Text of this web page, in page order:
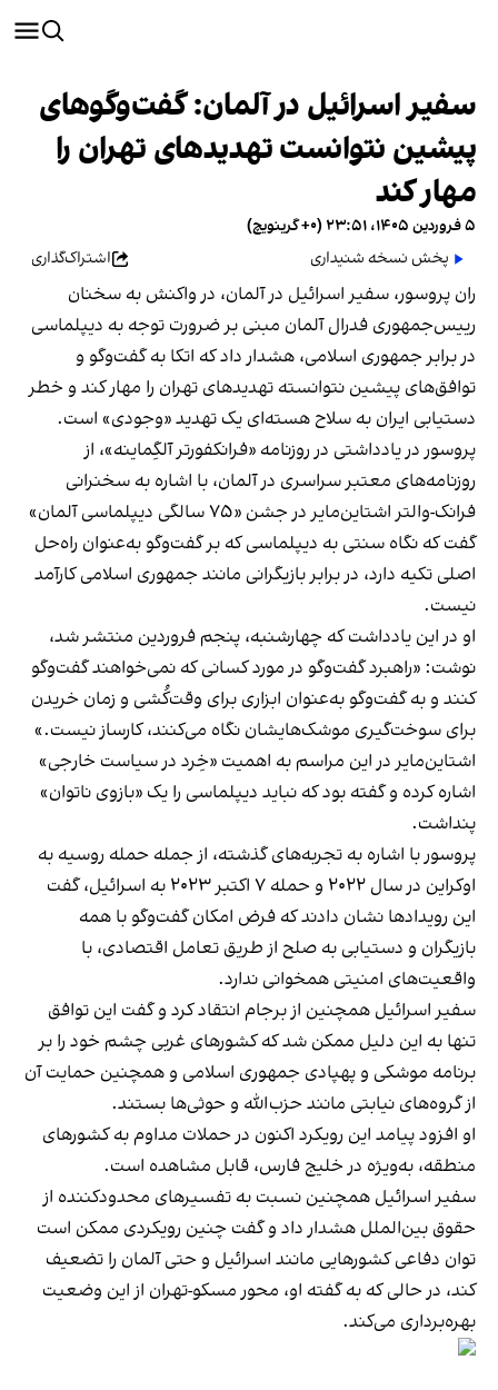
سفیر اسرائیل در آلمان: گفت‌وگوهای
پیشین نتوانست تهدیدهای تهران را
مهار کند
۵ فروردین ۱۴۰۵، ۲۳:۵۱ (‎+۰ گرینویچ)
پخش نسخه شنیداری
اشتراک‌گذاری
ران پروسور، سفیر اسرائیل در آلمان، در واکنش به سخنان
رییس‌جمهوری فدرال آلمان مبنی بر ضرورت توجه به دیپلماسی
در برابر جمهوری اسلامی، هشدار داد که اتکا به گفت‌وگو و
توافق‌های پیشین نتوانسته تهدیدهای تهران را مهار کند و خطر
دستیابی ایران به سلاح هسته‌ای یک تهدید «وجودی» است.
پروسور در یادداشتی در روزنامه «فرانکفورتر آلگِماینه»، از
روزنامه‌های معتبر سراسری در آلمان، با اشاره به سخنرانی
فرانک-والتر اشتاین‌مایر در جشن «۷۵ سالگی دیپلماسی آلمان»
گفت که نگاه سنتی به دیپلماسی که بر گفت‌وگو به‌عنوان راه‌حل
اصلی تکیه دارد، در برابر بازیگرانی مانند جمهوری اسلامی کارآمد
نیست.
او در این یادداشت که چهارشنبه، پنجم فروردین منتشر شد،
نوشت: «راهبرد گفت‌وگو در مورد کسانی که نمی‌خواهند گفت‌وگو
کنند و به گفت‌وگو به‌عنوان ابزاری برای وقت‌کُشی و زمان خریدن
برای سوخت‌گیری موشک‌هایشان نگاه می‌کنند، کارساز نیست.»
اشتاین‌مایر در این مراسم به اهمیت «خِرد در سیاست خارجی»
اشاره کرده و گفته بود که نباید دیپلماسی را یک «بازوی ناتوان»
پنداشت.
پروسور با اشاره به تجربه‌های گذشته، از جمله حمله روسیه به
اوکراین در سال ۲۰۲۲ و حمله ۷ اکتبر ۲۰۲۳ به اسرائیل، گفت
این رویدادها نشان دادند که فرض امکان گفت‌وگو با همه
بازیگران و دستیابی به صلح از طریق تعامل اقتصادی، با
واقعیت‌های امنیتی همخوانی ندارد.
سفیر اسرائیل همچنین از برجام انتقاد کرد و گفت این توافق
تنها به این دلیل ممکن شد که کشورهای غربی چشم خود را بر
برنامه موشکی و پهپادی جمهوری اسلامی و همچنین حمایت آن
از گروه‌های نیابتی مانند حزب‌الله و حوثی‌ها بستند.
او افزود پیامد این رویکرد اکنون در حملات مداوم به کشورهای
منطقه، به‌ویژه در خلیج فارس، قابل مشاهده است.
سفیر اسرائیل همچنین نسبت به تفسیرهای محدودکننده از
حقوق بین‌الملل هشدار داد و گفت چنین رویکردی ممکن است
توان دفاعی کشورهایی مانند اسرائیل و حتی آلمان را تضعیف
کند، در حالی که به گفته او، محور مسکو-تهران از این وضعیت
بهره‌برداری می‌کند.